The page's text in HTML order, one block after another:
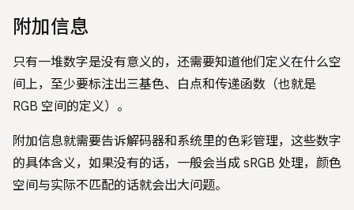
附加信息
只有一堆数字是没有意义的，还需要知道他们定义在什么空
间上，至少要标注出三基色、白点和传递函数（也就是
RGB 空间的定义）。
附加信息就需要告诉解码器和系统里的色彩管理，这些数字
的具体含义，如果没有的话，一般会当成 sRGB 处理，颜色
空间与实际不匹配的话就会出大问题。